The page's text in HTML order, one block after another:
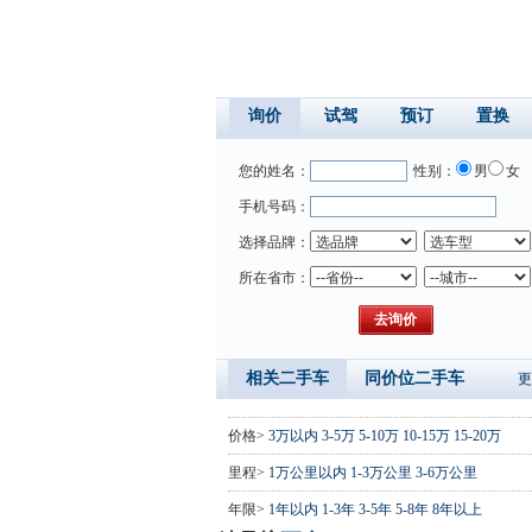
询价 试驾 预订 置换
您的姓名： 性别： 男 女
手机号码：
选择品牌：
所在省市：
相关二手车 同价位二手车
价格> 3万以内 3-5万 5-10万 10-15万 15-20万
里程> 1万公里以内 1-3万公里 3-6万公里
年限> 1年以内 1-3年 3-5年 5-8年 8年以上